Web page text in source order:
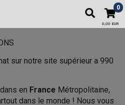
0
0,00 EUR
sur notre site supérieur a 990
en France Métropolitaine,
dans le monde ! Nous vous